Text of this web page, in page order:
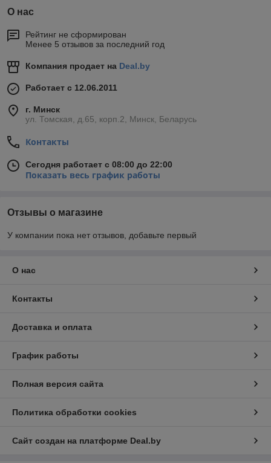
О нас
Рейтинг не сформирован
Менее 5 отзывов за последний год
Компания продает на Deal.by
Работает с 12.06.2011
г. Минск
ул. Томская, д.65, корп.2, Минск, Беларусь
Контакты
Сегодня работает с 08:00 до 22:00
Показать весь график работы
Отзывы о магазине
У компании пока нет отзывов, добавьте первый
О нас
Контакты
Доставка и оплата
График работы
Полная версия сайта
Политика обработки cookies
Сайт создан на платформе Deal.by